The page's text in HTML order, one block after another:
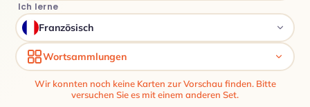
Ich lerne
Französisch
Wortsammlungen
Wir konnten noch keine Karten zur Vorschau finden. Bitte
versuchen Sie es mit einem anderen Set.